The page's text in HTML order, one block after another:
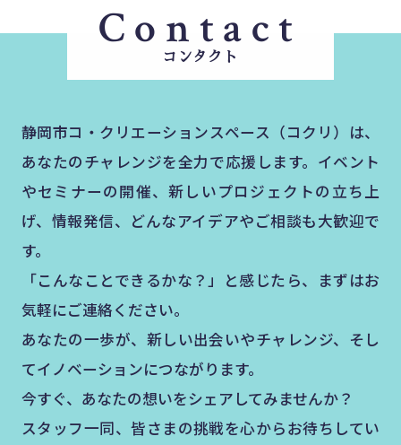
Contact
コンタクト
静岡市コ・クリエーションスペース（コクリ）は、
あなたのチャレンジを全力で応援します。イベント
やセミナーの開催、新しいプロジェクトの立ち上
げ、情報発信、どんなアイデアやご相談も大歓迎で
す。
「こんなことできるかな？」と感じたら、まずはお
気軽にご連絡ください。
あなたの一歩が、新しい出会いやチャレンジ、そし
てイノベーションにつながります。
今すぐ、あなたの想いをシェアしてみませんか？
スタッフ一同、皆さまの挑戦を心からお待ちしてい